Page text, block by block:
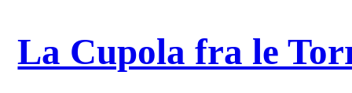
La Cupola fra le